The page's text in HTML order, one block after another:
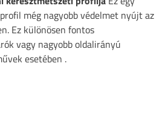
még nagyobb védelmet nyújt az
Ez különösen fontos
vagy nagyobb oldalirányú
esetében .